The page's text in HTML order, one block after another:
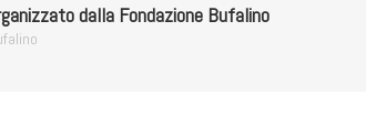
dalla Fondazione Bufalino